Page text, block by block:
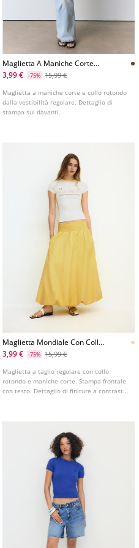
Maglietta A Maniche Corte
Con Banana
3,99 € -75% 15,99 €
Maglietta a maniche corte e collo rotondo
dalla vestibilità regolare. Dettaglio di
stampa sul davanti.
Maglietta Mondiale Con Collo
A Contrasto
3,99 € -75% 15,99 €
Maglietta a taglio regolare con collo
rotondo e maniche corte. Stampa frontale
con testo. Dettaglio di finiture a contrasto.